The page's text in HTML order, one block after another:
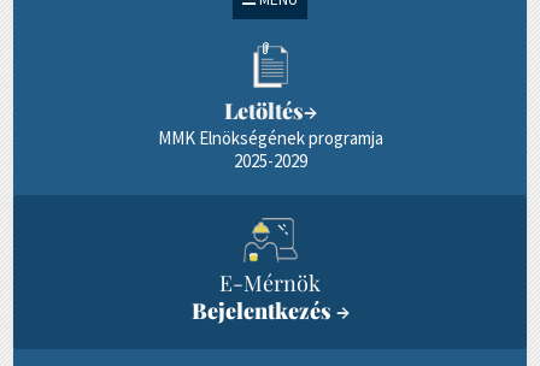
Letöltés→
MMK Elnökségének programja
2025-2029
E-Mérnök
Bejelentkezés →